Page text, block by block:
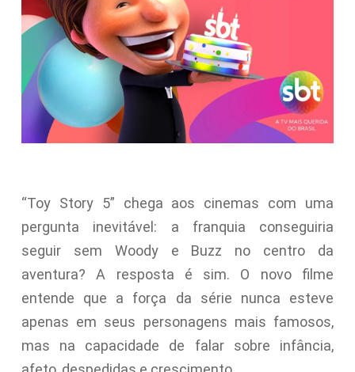
“Toy Story 5” chega aos cinemas com uma
pergunta inevitável: a franquia conseguiria
seguir sem Woody e Buzz no centro da
aventura? A resposta é sim. O novo filme
entende que a força da série nunca esteve
apenas em seus personagens mais famosos,
mas na capacidade de falar sobre infância,